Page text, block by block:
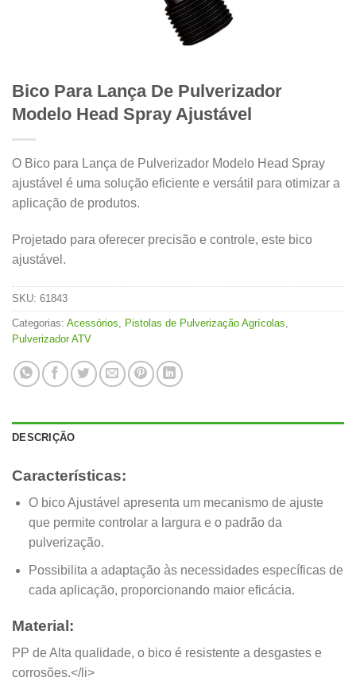
Bico Para Lança De Pulverizador
Modelo Head Spray Ajustável
O Bico para Lança de Pulverizador Modelo Head Spray
ajustável é uma solução eficiente e versátil para otimizar a
aplicação de produtos.
Projetado para oferecer precisão e controle, este bico
ajustável.
SKU: 61843
Categorias: Acessórios Pistolas de Pulverização Agrícolas
Pulverizador ATV
DESCRIÇÃO
Características:
O bico Ajustável apresenta um mecanismo de ajuste
que permite controlar a largura e o padrão da
pulverização.
Possibilita a adaptação às necessidades específicas de
cada aplicação, proporcionando maior eficácia.
Material:
PP de Alta qualidade, o bico é resistente a desgastes e
corrosões.</li>